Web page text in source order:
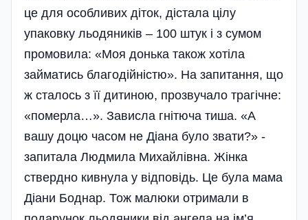
це для особливих діток, дістала цілу
упаковку льодяників – 100 штук і з сумом
промовила: «Моя донька також хотіла
займатись благодійністю». На запитання­, що
ж сталось з її дитиною, прозвучало трагічне:
«померла…». Зависла гнітюча тиша. «А
вашу доцю часом не Діана було звати?» -
запитала Людмила Михайлівна. Жінка
ствердно кивнула у відповідь. Це була мама
Діани Боднар. Тож малюки отримали в